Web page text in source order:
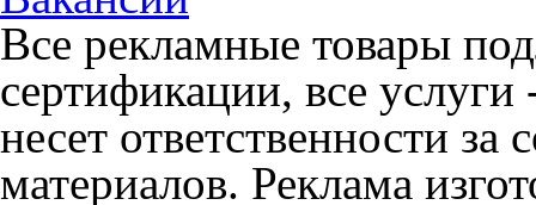
Все рекламные товары
сертификации, все
несет ответственности
материалов. Реклама